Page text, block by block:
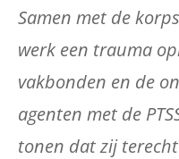
Samen met de
werk een trauma
vakbonden en de
agenten met de
tonen dat zij